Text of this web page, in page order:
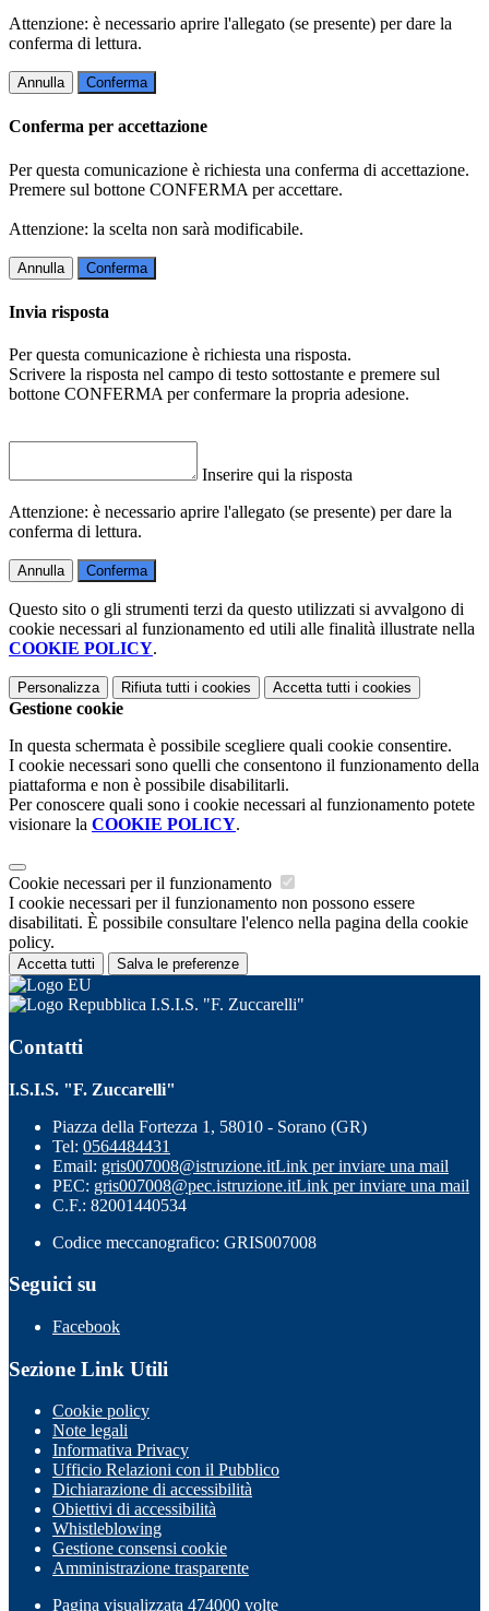
Attenzione: è necessario aprire l'allegato (se presente) per dare la
conferma di lettura.
Annulla Conferma
Conferma per accettazione
Per questa comunicazione è richiesta una conferma di accettazione.
Premere sul bottone CONFERMA per accettare.
Attenzione: la scelta non sarà modificabile.
Annulla Conferma
Invia risposta
Per questa comunicazione è richiesta una risposta.
Scrivere la risposta nel campo di testo sottostante e premere sul
bottone CONFERMA per confermare la propria adesione.
Inserire qui la risposta
Attenzione: è necessario aprire l'allegato (se presente) per dare la
conferma di lettura.
Annulla Conferma
Questo sito o gli strumenti terzi da questo utilizzati si avvalgono di
cookie necessari al funzionamento ed utili alle finalità illustrate nella
COOKIE POLICY.
Personalizza Rifiuta tutti i cookies Accetta tutti i cookies
Gestione cookie
In questa schermata è possibile scegliere quali cookie consentire.
I cookie necessari sono quelli che consentono il funzionamento della
piattaforma e non è possibile disabilitarli.
Per conoscere quali sono i cookie necessari al funzionamento potete
visionare la COOKIE POLICY.
Cookie necessari per il funzionamento
I cookie necessari per il funzionamento non possono essere
disabilitati. È possibile consultare l'elenco nella pagina della cookie
policy.
Accetta tutti Salva le preferenze
I.S.I.S. "F. Zuccarelli"
Contatti
I.S.I.S. "F. Zuccarelli"
Piazza della Fortezza 1, 58010 - Sorano (GR)
Tel: 0564484431
Email: gris007008@istruzione.itLink per inviare una mail
PEC: gris007008@pec.istruzione.itLink per inviare una mail
C.F.: 82001440534
Codice meccanografico: GRIS007008
Seguici su
Facebook
Sezione Link Utili
Cookie policy
Note legali
Informativa Privacy
Ufficio Relazioni con il Pubblico
Dichiarazione di accessibilità
Obiettivi di accessibilità
Whistleblowing
Gestione consensi cookie
Amministrazione trasparente
Pagina visualizzata 474000 volte